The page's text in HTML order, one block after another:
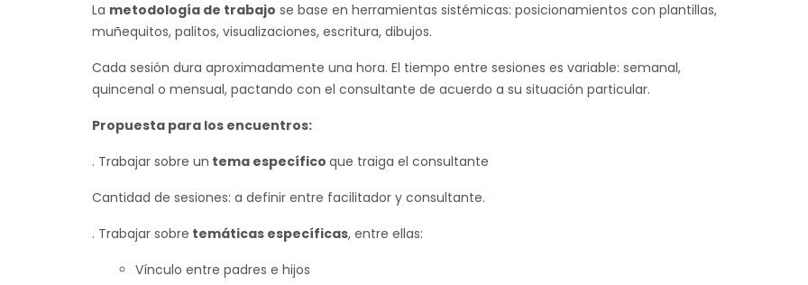
La metodología de trabajo se base en herramientas sistémicas: posicionamientos con plantillas,
muñequitos, palitos, visualizaciones, escritura, dibujos.
Cada sesión dura aproximadamente una hora. El tiempo entre sesiones es variable: semanal,
quincenal o mensual, pactando con el consultante de acuerdo a su situación particular.
Propuesta para los encuentros:
. Trabajar sobre un tema específico que traiga el consultante
Cantidad de sesiones: a definir entre facilitador y consultante.
. Trabajar sobre temáticas específicas, entre ellas:
Vínculo entre padres e hijos